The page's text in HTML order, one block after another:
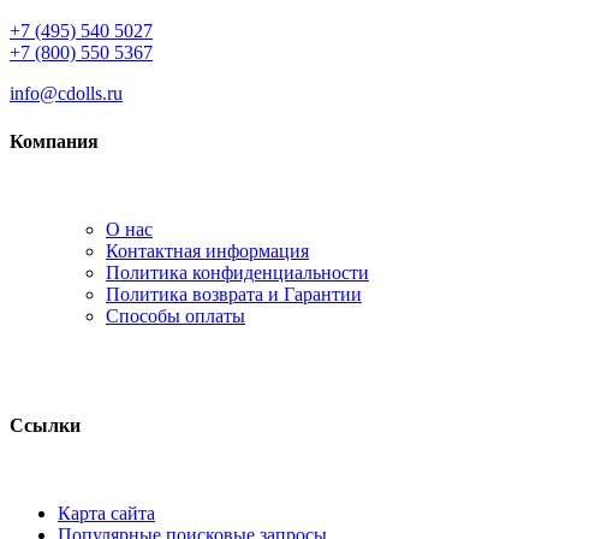
+7 (495) 540 5027
+7 (800) 550 5367
info@cdolls.ru
Компания
О нас
Контактная информация
Политика конфиденциальности
Политика возврата и Гарантии
Способы оплаты
Ссылки
Карта сайта